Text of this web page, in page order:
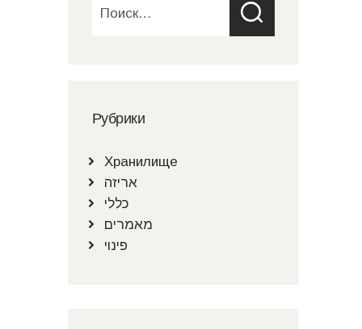
Рубрики
Хранилище
אריזה
כללי
מאמרים
פינוי